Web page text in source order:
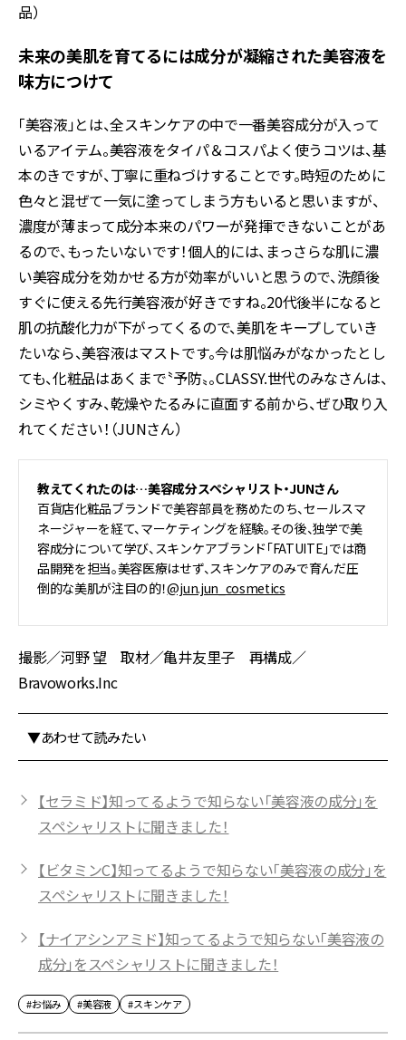
品）
未来の美肌を育てるには成分が凝縮された美容液を
味方につけて
「美容液」とは、全スキンケアの中で一番美容成分が入って
いるアイテム。美容液をタイパ＆コスパよく使うコツは、基
本のきですが、丁寧に重ねづけすることです。時短のために
色々と混ぜて一気に塗ってしまう方もいると思いますが、
濃度が薄まって成分本来のパワーが発揮できないことがあ
るので、もったいないです！個人的には、まっさらな肌に濃
い美容成分を効かせる方が効率がいいと思うので、洗顔後
すぐに使える先行美容液が好きですね。20代後半になると
肌の抗酸化力が下がってくるので、美肌をキープしていき
たいなら、美容液はマストです。今は肌悩みがなかったとし
ても、化粧品はあくまで〝予防〟。CLASSY.世代のみなさんは、
シミやくすみ、乾燥やたるみに直面する前から、ぜひ取り入
れてください！（JUNさん）
教えてくれたのは…美容成分スペシャリスト・JUNさん
百貨店化粧品ブランドで美容部員を務めたのち、セールスマ
ネージャーを経て、マーケティングを経験。その後、独学で美
容成分について学び、スキンケアブランド「FATUITE」では商
品開発を担当。美容医療はせず、スキンケアのみで育んだ圧
倒的な美肌が注目の的！@jun.jun_cosmetics
撮影／河野 望 取材／亀井友里子 再構成／
Bravoworks.Inc
▼あわせて読みたい
【セラミド】知ってるようで知らない「美容液の成分」を
スペシャリストに聞きました！
【ビタミンC】知ってるようで知らない「美容液の成分」を
スペシャリストに聞きました！
【ナイアシンアミド】知ってるようで知らない「美容液の
成分」をスペシャリストに聞きました！
#お悩み #美容液 #スキンケア